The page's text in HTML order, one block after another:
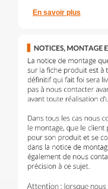
En savoir plus